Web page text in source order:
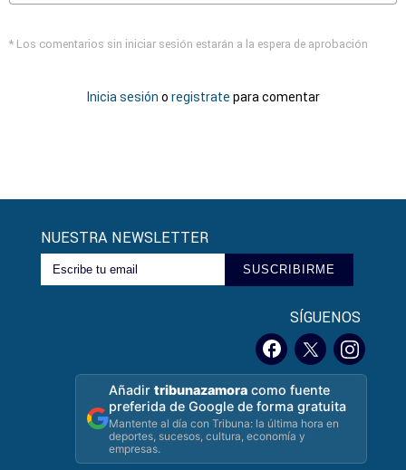
* Los comentarios sin iniciar sesión estarán a la espera de aprobación
Inicia sesión o registrate para comentar
NUESTRA NEWSLETTER
SUSCRIBIRME
SÍGUENOS
Añadirtribunazamora como fuente
preferida de Google de forma gratuita
Mantente al día con Tribuna: la última hora en
deportes, sucesos, cultura, economía y
empresas.